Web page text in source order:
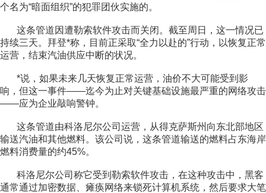
个名为“暗面组织”的犯罪团伙实施的。
这条管道因遭勒索软件攻击而关闭。截至周日，这一情况已
持续三天。拜登*称，目前正采取“全力以赴的”行动，以恢复正常
运营，结束汽油供应中断的状况。
*说，如果未来几天恢复正常运营，油价不大可能受到影
响，但这一事件——迄今为止对关键基础设施最严重的网络攻击
——应为企业敲响警钟。
这条管道由科洛尼尔公司运营，从得克萨斯州向东北部地区
输送汽油和其他燃料。该公司说，这条管道输送的燃料占东海岸
燃料消费量的约45%。
科洛尼尔公司称它受到勒索软件攻击，在这种攻击中，黑客
通常通过加密数据、瘫痪网络来锁死计算机系统，然后要求大笔